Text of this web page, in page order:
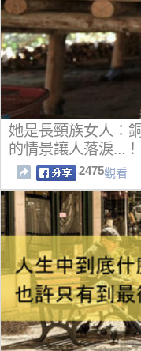
她是長頸族女人：
的情景讓人落淚...！
2475觀看